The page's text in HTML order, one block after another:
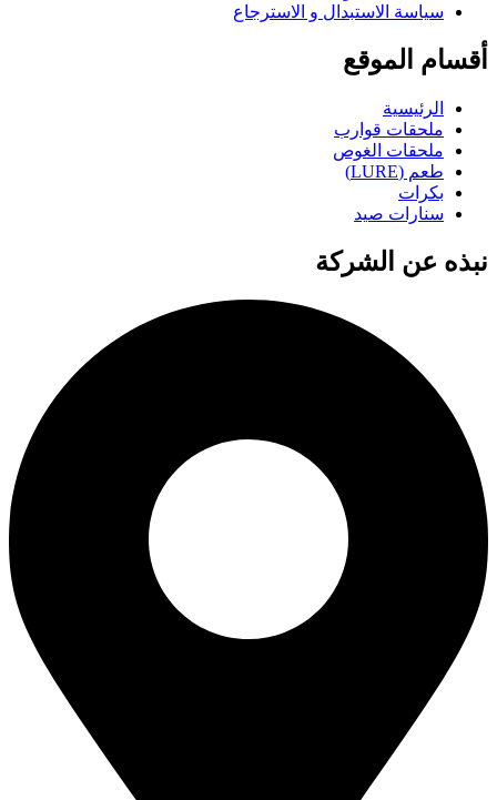
سياسة الاستبدال و الاسترجاع
أقسام الموقع
الرئيسية
ملحقات قوارب
ملحقات الغوص
طعم (LURE)
بكرات
سنارات صيد
نبذه عن الشركة